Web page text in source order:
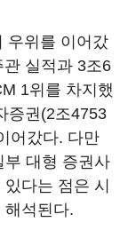
우위를 이어갔
실적과 3조6
1위를 차지했
증권(2조4753
어갔다. 다만
부 대형 증권사
다는 점은 시
해석된다.